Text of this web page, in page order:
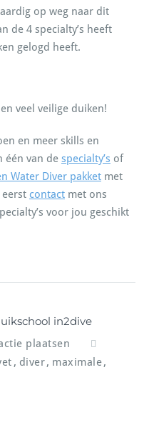
op weg naar dit
de 4 specialty’s heeft
gelogd heeft.
veel veilige duiken!
en meer skills en
één van de specialty’s of
Water Diver pakket met
contact met ons
voor jou geschikt
in2dive
plaatsen
, diver, maximale,